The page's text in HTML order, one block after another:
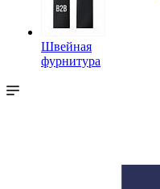
Швейная
фурнитура